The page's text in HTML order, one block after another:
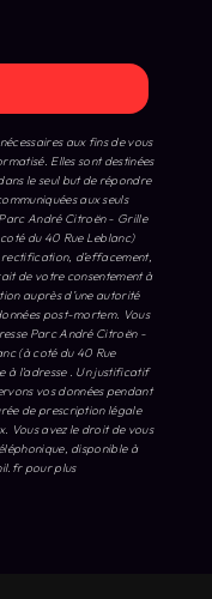
aux fins de vous
Elles sont destinées
le seul but de répondre
aux seuls
Parc André Citroën - Grille
du 40 Rue Leblanc)
rectification, d’effacement,
de votre consentement à
auprès d’une autorité
post-mortem. Vous
Parc André Citroën -
(à coté du 40 Rue
à l'adresse . Un justificatif
vos données pendant
de prescription légale
Vous avez le droit de vous
disponible à
pour plus